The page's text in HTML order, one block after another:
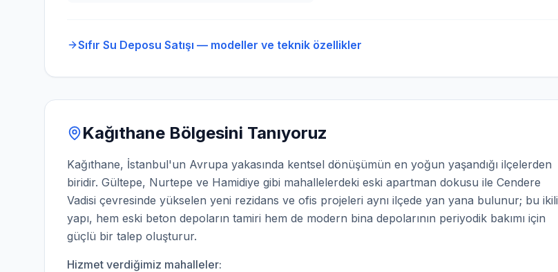
Sıfır Su Deposu Satışı — modeller ve teknik özellikler
Kağıthane Bölgesini Tanıyoruz
Kağıthane, İstanbul'un Avrupa yakasında kentsel dönüşümün en yoğun yaşandığı ilçelerden
biridir. Gültepe, Nurtepe ve Hamidiye gibi mahallelerdeki eski apartman dokusu ile Cendere
Vadisi çevresinde yükselen yeni rezidans ve ofis projeleri aynı ilçede yan yana bulunur; bu ikili
yapı, hem eski beton depoların tamiri hem de modern bina depolarının periyodik bakımı için
güçlü bir talep oluşturur.
Hizmet verdiğimiz mahalleler: